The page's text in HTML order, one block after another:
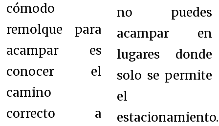
cómodo
remolque para
acampar es
conocer el
camino
correcto a
no puedes
acampar en
lugares donde
solo se permite
el
estacionamiento.